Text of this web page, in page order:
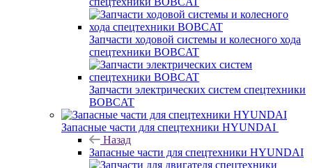
Запчасти ходовой системы и колесного хода
спецтехники BOBCAT
Запчасти электрических систем спецтехники
BOBCAT
Запасные части для спецтехники HYUNDAI
Назад
Запасные части для спецтехники HYUNDAI